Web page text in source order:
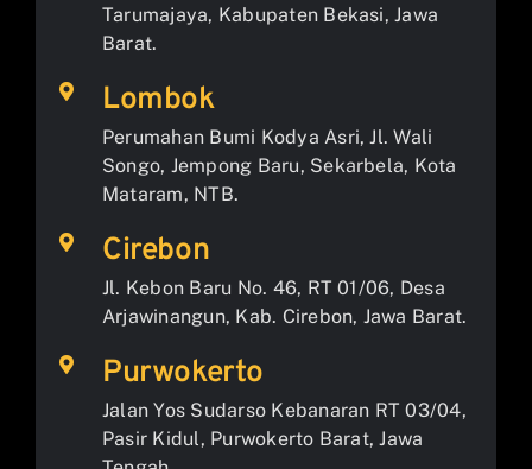
Tarumajaya, Kabupaten Bekasi, Jawa
Barat.
Lombok
Perumahan Bumi Kodya Asri, Jl. Wali
Songo, Jempong Baru, Sekarbela, Kota
Mataram, NTB.
Cirebon
Jl. Kebon Baru No. 46, RT 01/06, Desa
Arjawinangun, Kab. Cirebon, Jawa Barat.
Purwokerto
Jalan Yos Sudarso Kebanaran RT 03/04,
Pasir Kidul, Purwokerto Barat, Jawa